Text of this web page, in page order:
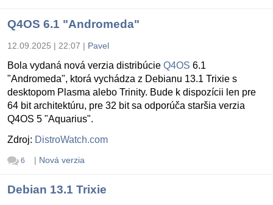
Q4OS 6.1 "Andromeda"
12.09.2025 | 22:07 | Pavel
Bola vydaná nová verzia distribúcie Q4OS 6.1
"Andromeda", ktorá vychádza z Debianu 13.1 Trixie s
desktopom Plasma alebo Trinity. Bude k dispozícii len pre
64 bit architektúru, pre 32 bit sa odporúča staršia verzia
Q4OS 5 "Aquarius".
Zdroj: DistroWatch.com
6 | Nová verzia
Debian 13.1 Trixie